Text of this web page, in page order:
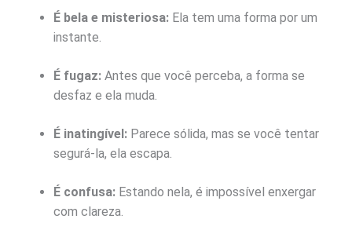
É bela e misteriosa: Ela tem uma forma por um
instante.
É fugaz: Antes que você perceba, a forma se
desfaz e ela muda.
É inatingível: Parece sólida, mas se você tentar
segurá-la, ela escapa.
É confusa: Estando nela, é impossível enxergar
com clareza.